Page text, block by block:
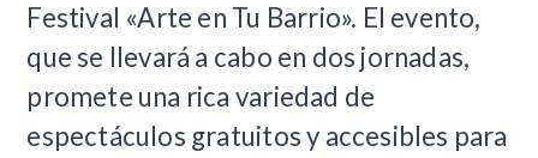
Festival «Arte en Tu Barrio». El evento,
que se llevará a cabo en dos jornadas,
promete una rica variedad de
espectáculos gratuitos y accesibles para